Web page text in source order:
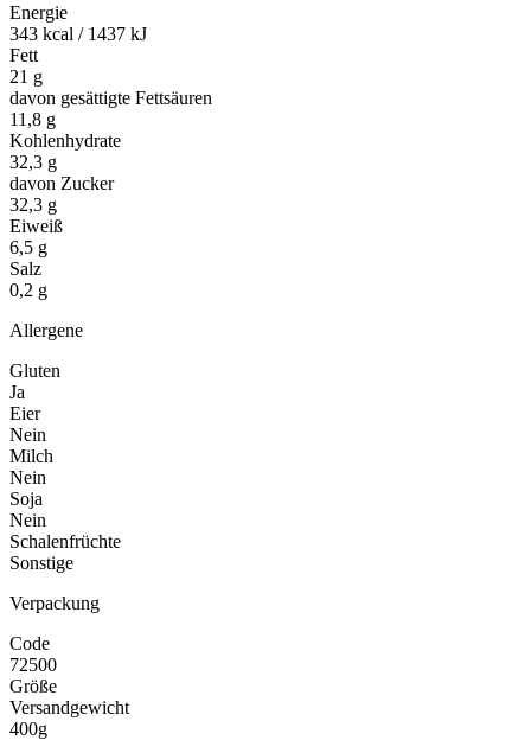
Energie
343 kcal / 1437 kJ
Fett
21 g
davon gesättigte Fettsäuren
11,8 g
Kohlenhydrate
32,3 g
davon Zucker
32,3 g
Eiweiß
6,5 g
Salz
0,2 g
Allergene
Gluten
Ja
Eier
Nein
Milch
Nein
Soja
Nein
Schalenfrüchte
Sonstige
Verpackung
Code
72500
Größe
Versandgewicht
400g